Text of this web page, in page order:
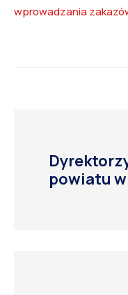
wprowadzania
powiatu